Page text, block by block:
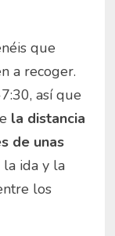
que
a recoger.
así que
la distancia
de unas
la ida y la
los